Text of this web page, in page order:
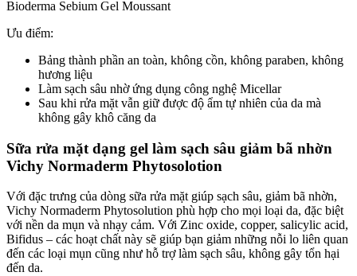
Bioderma Sebium Gel Moussant
Ưu điểm:
Bảng thành phần an toàn, không cồn, không paraben, không
hương liệu
Làm sạch sâu nhờ ứng dụng công nghệ Micellar
Sau khi rửa mặt vẫn giữ được độ ẩm tự nhiên của da mà
không gây khô căng da
Sữa rửa mặt dạng gel làm sạch sâu giảm bã nhờn
Vichy Normaderm Phytosolotion
Với đặc trưng của dòng sữa rửa mặt giúp sạch sâu, giảm bã nhờn,
Vichy Normaderm Phytosolution phù hợp cho mọi loại da, đặc biệt
với nền da mụn và nhạy cảm. Với Zinc oxide, copper, salicylic acid,
Bifidus – các hoạt chất này sẽ giúp bạn giảm những nỗi lo liên quan
đến các loại mụn cũng như hỗ trợ làm sạch sâu, không gây tổn hại
đến da.